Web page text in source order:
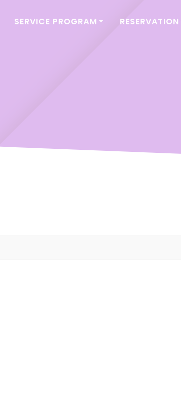
SERVICE PROGRAM RESERVATION